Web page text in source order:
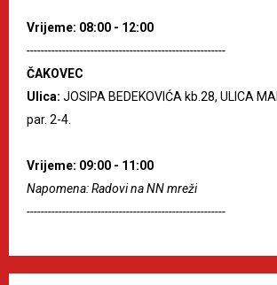
Vrijeme: 08:00 - 12:00
--------------------------------------------------------
ČAKOVEC
Ulica: JOSIPA BEDEKOVIĆA kb.28, ULICA
par. 2-4.
Vrijeme: 09:00 - 11:00
Napomena: Radovi na NN mreži
--------------------------------------------------------